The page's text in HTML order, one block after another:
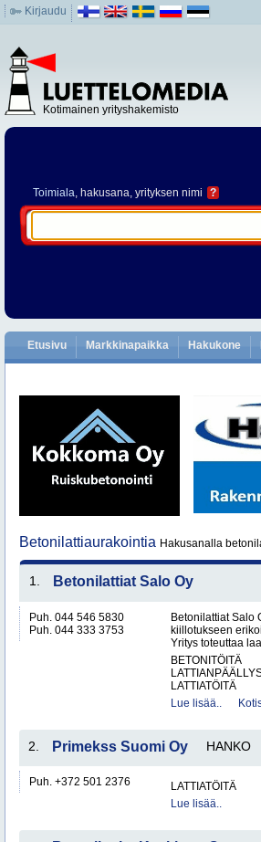
Kirjaudu
Kotimainen yrityshakemisto
Toimiala, hakusana, yrityksen nimi ?
Etusivu Markkinapaikka Hakukone
Betonilattiaurakointia Hakusanalla
1. Betonilattiat Salo Oy
Puh. 044 546 5830
Puh. 044 333 3753
Betonilattiat Salo
kiillotukseen
Yritys toteuttaa
BETONITÖITÄ
LATTIATÖITÄ
Lue lisää..
2. Primekss Suomi Oy HANKO
Puh. +372 501 2376
LATTIATÖITÄ
Lue lisää..